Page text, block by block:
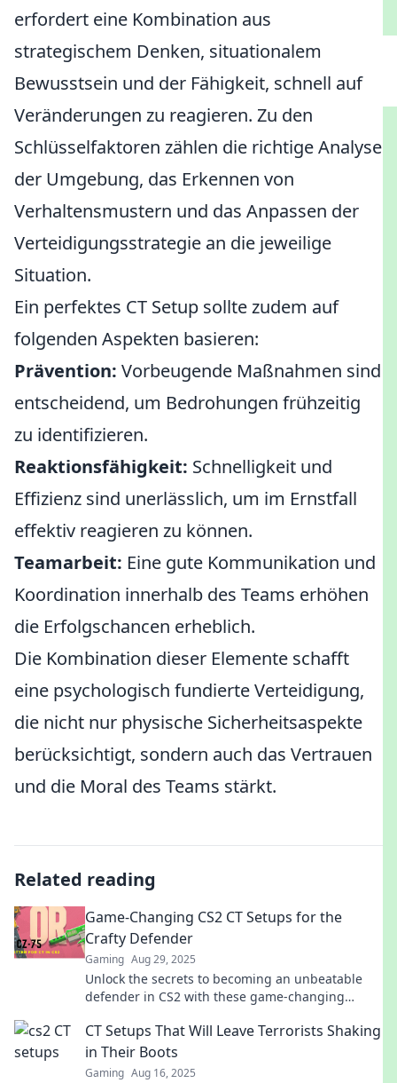
erfordert eine Kombination aus
strategischem Denken, situationalem
Bewusstsein und der Fähigkeit, schnell auf
Veränderungen zu reagieren. Zu den
Schlüsselfaktoren zählen die richtige Analyse
der Umgebung, das Erkennen von
Verhaltensmustern und das Anpassen der
Verteidigungsstrategie an die jeweilige
Situation.
Ein perfektes CT Setup sollte zudem auf
folgenden Aspekten basieren:
Prävention: Vorbeugende Maßnahmen sind
entscheidend, um Bedrohungen frühzeitig
zu identifizieren.
Reaktionsfähigkeit: Schnelligkeit und
Effizienz sind unerlässlich, um im Ernstfall
effektiv reagieren zu können.
Teamarbeit: Eine gute Kommunikation und
Koordination innerhalb des Teams erhöhen
die Erfolgschancen erheblich.
Die Kombination dieser Elemente schafft
eine psychologisch fundierte Verteidigung,
die nicht nur physische Sicherheitsaspekte
berücksichtigt, sondern auch das Vertrauen
und die Moral des Teams stärkt.
Related reading
Game-Changing CS2 CT Setups for the
Crafty Defender
Gaming Aug 29, 2025
Unlock the secrets to becoming an unbeatable
defender in CS2 with these game-changing
CT Setups That Will Leave Terrorists Shaking
in Their Boots
Gaming Aug 16, 2025